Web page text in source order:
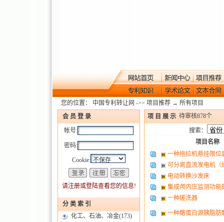
您的位置： 中国专利转让网 ->> 项目推荐 → 所有项目
会 员 登 录
帐号:
密码:
Cookie:
请注册或登陆查看您的信息!
分 类 索 引
化工、石油、冶金(173)
项 目 展 示 待审核878个
搜索：
项目名称
一种拖拉机悬挂限位
可分离直流发电机
电动转换沙发床
集成颅内压监测功
一种搓洗器
一种酪蛋白源胰脂